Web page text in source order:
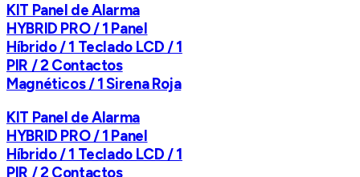
KIT Panel de Alarma
HYBRID PRO / 1 Panel
Híbrido / 1 Teclado LCD / 1
PIR / 2 Contactos
Magnéticos / 1 Sirena Roja
KIT Panel de Alarma
HYBRID PRO / 1 Panel
Híbrido / 1 Teclado LCD / 1
PIR / 2 Contactos